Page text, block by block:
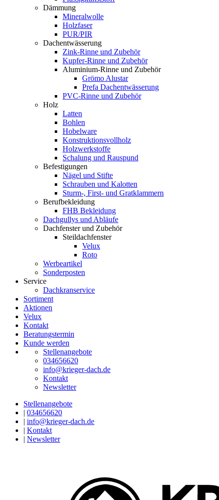
Dämmung
Mineralwolle
Holzfaser
PUR/PIR
Dachentwässerung
Zink-Rinne und Zubehör
Kupfer-Rinne und Zubehör
Aluminium-Rinne und Zubehör
Grömo Alustar
Prefa Dachentwässerung
PVC-Rinne und Zubehör
Holz
Latten
Bohlen
Hobelware
Konstruktionsvollholz
Holzwerkstoffe
Schalung und Rauspund
Befestigungen
Nägel und Stifte
Schrauben und Kalotten
Sturm-, First- und Gratklammern
Berufbekleidung
FHB Bekleidung
Dachgullys und Abläufe
Dachfenster und Zubehör
Steildachfenster
Velux
Roto
Werbeartikel
Sonderposten
Service
Dachkranservice
Sortiment
Aktionen
Velux
Kontakt
Beratungstermin
Kunde werden
Stellenangebote
034656620
info@krieger-dach.de
Kontakt
Newsletter
Stellenangebote
| 034656620
| info@krieger-dach.de
| Kontakt
| Newsletter